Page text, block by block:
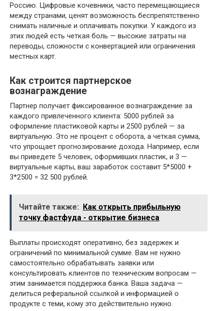
Россию. Цифровые кочевники, часто перемещающиеся
между странами, ценят возможность беспрепятственно
снимать наличные и оплачивать покупки. У каждого из
этих людей есть четкая боль — высокие затраты на
переводы, сложности с конвертацией или ограничения
местных карт.
Как строится партнерское
вознаграждение
Партнер получает фиксированное вознаграждение за
каждого привлеченного клиента: 5000 рублей за
оформление пластиковой карты и 2500 рублей — за
виртуальную. Это не процент с оборота, а четкая сумма,
что упрощает прогнозирование дохода. Например, если
вы приведете 5 человек, оформивших пластик, и 3 —
виртуальные карты, ваш заработок составит 5*5000 +
3*2500 = 32 500 рублей.
Читайте также: Как открыть прибыльную
точку фастфуда - открытие бизнеса
Выплаты происходят оперативно, без задержек и
ограничений по минимальной сумме. Вам не нужно
самостоятельно обрабатывать заявки или
консультировать клиентов по техническим вопросам —
этим занимается поддержка банка. Ваша задача —
делиться реферальной ссылкой и информацией о
продукте с теми, кому это действительно нужно.